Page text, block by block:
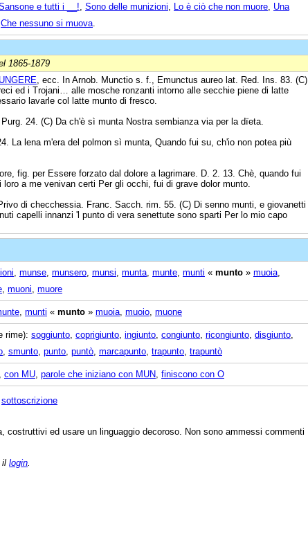
e tutti i __! Sono delle munizioni Lo è ciò che non muore Una
Che nessuno si muova
1865-1879
, ecc. In Arnob. Munctio s. f., Emunctus aureo lat. Red. Ins. 83. (C)
ed i Trojani… alle mosche ronzanti intorno alle secchie piene di latte
lavarle col latte munto di fresco.
24. (C) Da ch'è sì munta Nostra sembianza via per la dïeta.
La lena m'era del polmon sì munta, Quando fui su, ch'io non potea più
fig. per Essere forzato dal dolore a lagrimare. D. 2. 13. Chè, quando fui
a me venivan certi Per gli occhi, fui di grave dolor munto.
di checchessia. Franc. Sacch. rim. 55. (C) Di senno munti, e giovanetti
capelli innanzi 'l punto di vera senettute sono sparti Per lo mio capo
munse munsero munsi munta munte munti « munto » muoia
muoni muore
munti « munto » muoia muoio muone
rime): soggiunto coprigiunto ingiunto congiunto ricongiunto disgiunto
smunto punto puntò marcapunto trapunto trapuntò
con MU parole che iniziano con MUN finiscono con O
sottoscrizione
costruttivi ed usare un linguaggio decoroso. Non sono ammessi commenti
il login